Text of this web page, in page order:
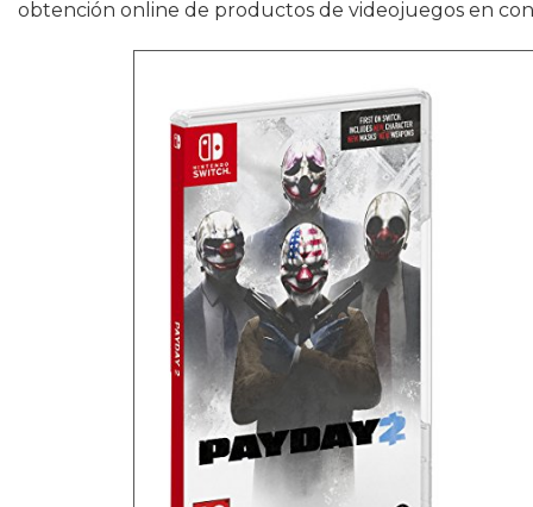
obtención online de productos de videojuegos en